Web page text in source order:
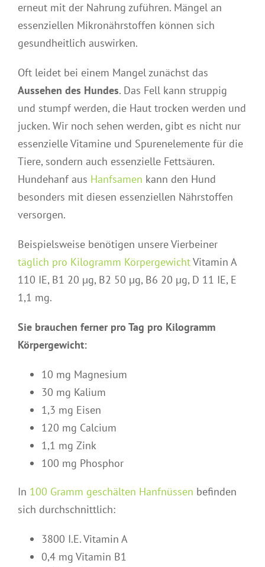
erneut mit der Nahrung zuführen. Mängel an
essenziellen Mikronährstoffen können sich
gesundheitlich auswirken.
Oft leidet bei einem Mangel zunächst das
Aussehen des Hundes. Das Fell kann struppig
und stumpf werden, die Haut trocken werden und
jucken. Wir noch sehen werden, gibt es nicht nur
essenzielle Vitamine und Spurenelemente für die
Tiere, sondern auch essenzielle Fettsäuren.
Hundehanf aus Hanfsamen kann den Hund
besonders mit diesen essenziellen Nährstoffen
versorgen.
Beispielsweise benötigen unsere Vierbeiner
täglich pro Kilogramm KörpergewichtVitamin A
110 IE, B1 20 µg, B2 50 µg, B6 20 µg, D 11 IE, E
1,1 mg.
Sie brauchen ferner pro Tag pro Kilogramm
Körpergewicht:
10 mg Magnesium
30 mg Kalium
1,3 mg Eisen
120 mg Calcium
1,1 mg Zink
100 mg Phosphor
In 100 Gramm geschälten Hanfnüssen befinden
sich durchschnittlich:
3800 I.E. Vitamin A
0,4 mg Vitamin B1